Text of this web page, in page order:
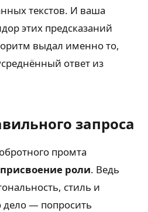
текстов. И ваша
этих предсказаний
выдал именно то,
ответ из
запроса
промта
присвоение роли. Ведь
стиль и
дело — попросить